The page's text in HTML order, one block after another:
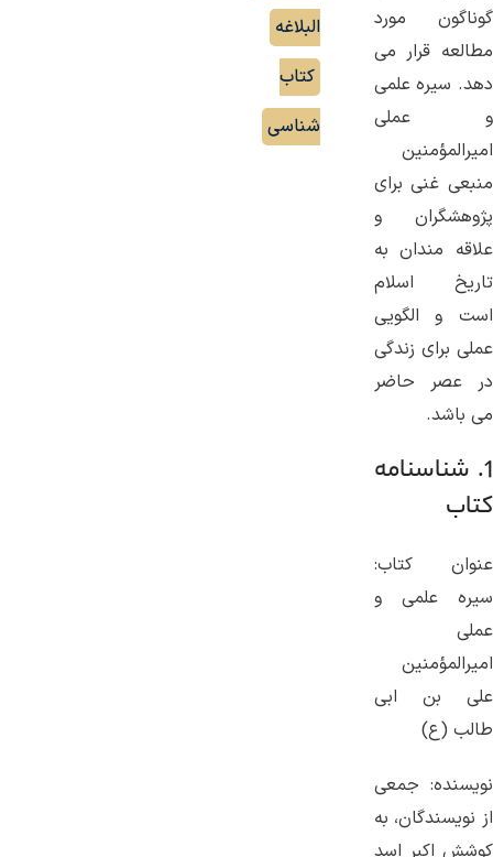
گوناگون مورد
مطالعه قرار می
دهد. سیره علمی
و عملی
امیرالمؤمنین
منبعی غنی برای
پژوهشگران و
علاقه مندان به
تاریخ اسلام
است و الگویی
عملی برای زندگی
در عصر حاضر
می باشد.
1. شناسنامه
کتاب
عنوان کتاب:
سیره علمی و
عملی
امیرالمؤمنین
علی بن ابی
طالب (ع)
نویسنده: جمعی
از نویسندگان، به
کوشش اکبر اسد
البلاغه
کتاب
شناسی